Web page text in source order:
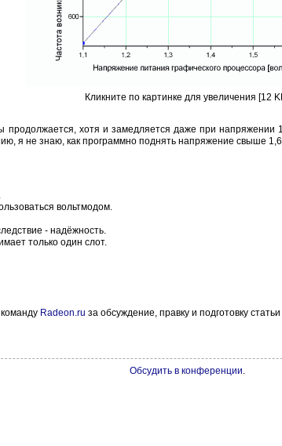
Кликните по картинке для увеличения [12
продолжается, хотя и замедляется даже при напряжении
я не знаю, как программно поднять напряжение свыше
вольтмодом.
- надёжность.
только один слот.
Radeon.ru за обсуждение, правку и подготовку
Обсудить в конференции.